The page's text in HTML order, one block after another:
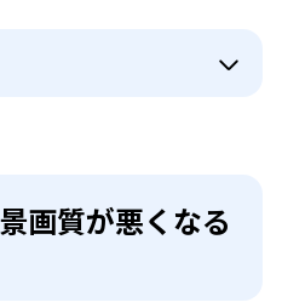
画質が悪くなる